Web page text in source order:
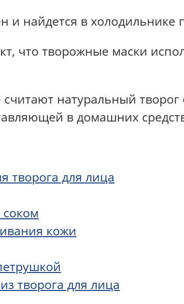
и найдется в холодильнике
что творожные маски
натуральный
в домашних
творога для лица
кожи
творога для лица